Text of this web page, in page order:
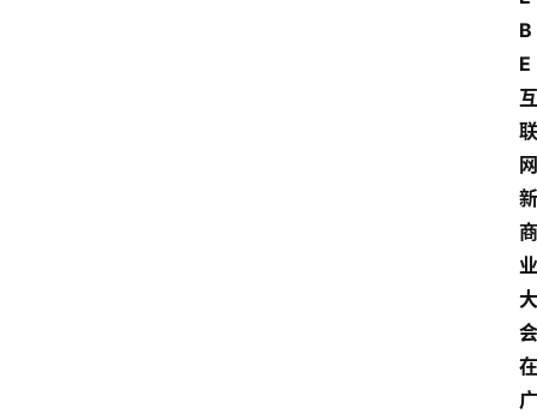
B
E
互
联
网
新
商
业
大
会
在
广